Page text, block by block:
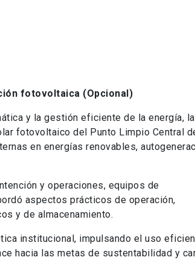
fotovoltaica (Opcional)
y la gestión eficiente de la energía, la
fotovoltaico del Punto Limpio Central
en energías renovables,
y operaciones, equipos de
aspectos prácticos de operación,
y de almacenamiento.
institucional, impulsando el uso
hacia las metas de sustentabilidad y